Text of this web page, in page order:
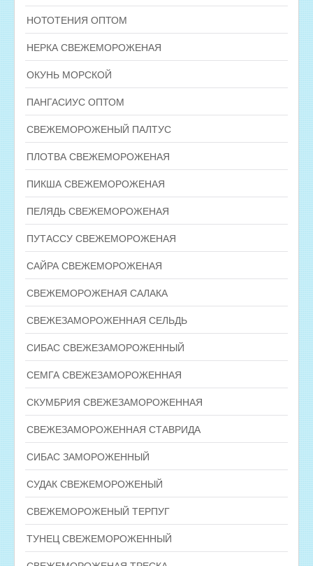
НОТОТЕНИЯ ОПТОМ
НЕРКА СВЕЖЕМОРОЖЕНАЯ
ОКУНЬ МОРСКОЙ
ПАНГАСИУС ОПТОМ
СВЕЖЕМОРОЖЕНЫЙ ПАЛТУС
ПЛОТВА СВЕЖЕМОРОЖЕНАЯ
ПИКША СВЕЖЕМОРОЖЕНАЯ
ПЕЛЯДЬ СВЕЖЕМОРОЖЕНАЯ
ПУТАССУ СВЕЖЕМОРОЖЕНАЯ
САЙРА СВЕЖЕМОРОЖЕНАЯ
СВЕЖЕМОРОЖЕНАЯ САЛАКА
СВЕЖЕЗАМОРОЖЕННАЯ СЕЛЬДЬ
СИБАС СВЕЖЕЗАМОРОЖЕННЫЙ
СЕМГА СВЕЖЕЗАМОРОЖЕННАЯ
СКУМБРИЯ СВЕЖЕЗАМОРОЖЕННАЯ
СВЕЖЕЗАМОРОЖЕННАЯ СТАВРИДА
СИБАС ЗАМОРОЖЕННЫЙ
СУДАК СВЕЖЕМОРОЖЕНЫЙ
СВЕЖЕМОРОЖЕНЫЙ ТЕРПУГ
ТУНЕЦ СВЕЖЕМОРОЖЕННЫЙ